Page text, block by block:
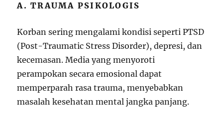
A. TRAUMA PSIKOLOGIS
Korban sering mengalami kondisi seperti PTSD
(Post-Traumatic Stress Disorder), depresi, dan
kecemasan. Media yang menyoroti
perampokan secara emosional dapat
memperparah rasa trauma, menyebabkan
masalah kesehatan mental jangka panjang.